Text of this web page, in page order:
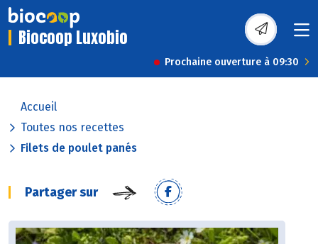
Biocoop Luxobio
Prochaine ouverture à 09:30
Accueil
Toutes nos recettes
Filets de poulet panés
Partager sur